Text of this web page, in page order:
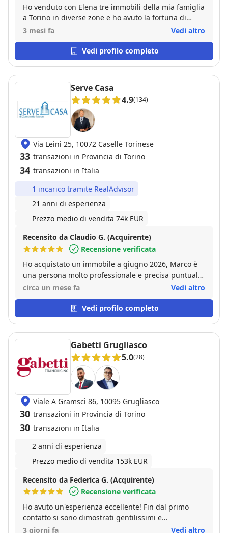
Ho venduto con Elena tre immobili della mia famiglia
a Torino in diverse zone e ho avuto la fortuna di
avere il supporto di una professionista di livello che
nostre aspettative ed è andata oltre. Affidatevi a lei
senza remore,a differenza di tanti ormai influencer
vostro immobile con Elena troverete una persona
che lavora davvero per i vostri interessi.
3 mesi fa Vedi altro
Vedi profilo completo
Serve Casa
4.9(134)
Via Leini 25, 10072 Caselle Torinese
33 transazioni in Provincia di Torino
34 transazioni in Italia
1 incarico tramite RealAdvisor
21 anni di esperienza
Prezzo medio di vendita 74k EUR
Recensito da Claudio G. (Acquirente)
Recensione verificata
Ho acquistato un immobile a giugno 2026, Marco è
una persona molto professionale e precisa puntuale
e soprattutto chiara. Assolutamente consigliato.
circa un mese fa Vedi altro
Vedi profilo completo
Gabetti Grugliasco
5.0(28)
Viale A Gramsci 86, 10095 Grugliasco
30 transazioni in Provincia di Torino
30 transazioni in Italia
2 anni di esperienza
Prezzo medio di vendita 153k EUR
Recensito da Federica G. (Acquirente)
Recensione verificata
Ho avuto un'esperienza eccellente! Fin dal primo
contatto si sono dimostrati gentilissimi e
disponibilissimi, sempre pronti a rispondere a ogni
3 giorni fa Vedi altro